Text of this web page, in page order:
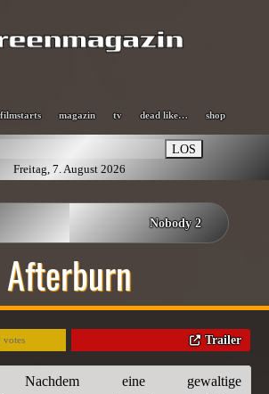
filmstarts magazin tv dead like… shop
LOS
Freitag, 7. August 2026
Nobody 2
Afterburn
votes Trailer
Nachdem eine gewaltige